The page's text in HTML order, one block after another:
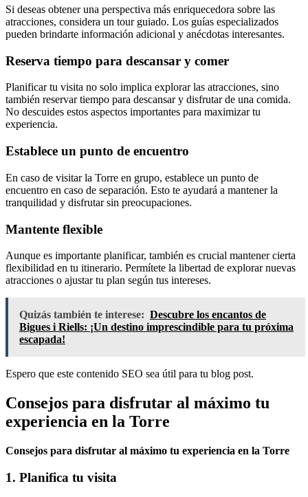
Si deseas obtener una perspectiva más enriquecedora sobre las
atracciones, considera un tour guiado. Los guías especializados
pueden brindarte información adicional y anécdotas interesantes.
Reserva tiempo para descansar y comer
Planificar tu visita no solo implica explorar las atracciones, sino
también reservar tiempo para descansar y disfrutar de una comida.
No descuides estos aspectos importantes para maximizar tu
experiencia.
Establece un punto de encuentro
En caso de visitar la Torre en grupo, establece un punto de
encuentro en caso de separación. Esto te ayudará a mantener la
tranquilidad y disfrutar sin preocupaciones.
Mantente flexible
Aunque es importante planificar, también es crucial mantener cierta
flexibilidad en tu itinerario. Permítete la libertad de explorar nuevas
atracciones o ajustar tu plan según tus intereses.
Quizás también te interese: Descubre los encantos de
Bigues i Riells: ¡Un destino imprescindible para tu próxima
escapada!
Espero que este contenido SEO sea útil para tu blog post.
Consejos para disfrutar al máximo tu
experiencia en la Torre
Consejos para disfrutar al máximo tu experiencia en la Torre
1. Planifica tu visita